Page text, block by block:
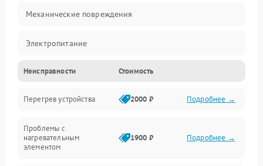
Механические повреждения
Электропитание
Парообразование
Герметичность
Механика
Неисправности Стоимость
Перегрев устройства 2000 ₽ Подробнее →
Проблемы с
нагревательным
элементом
1900 ₽ Подробнее →